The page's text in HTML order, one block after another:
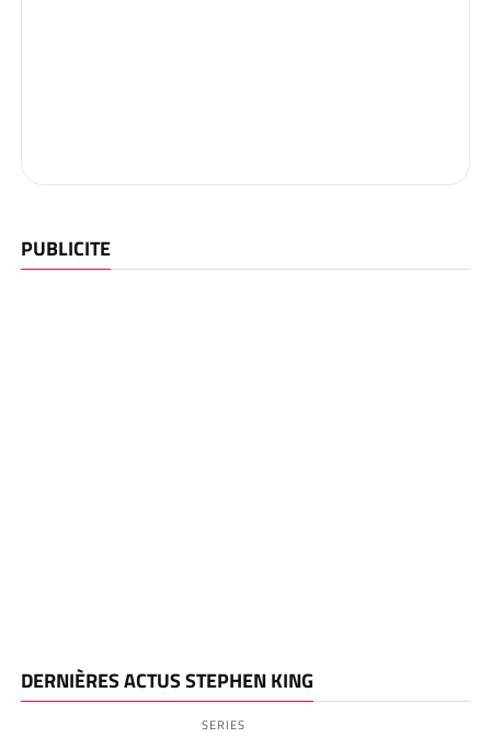
PUBLICITE
DERNIÈRES ACTUS STEPHEN KING
SERIES